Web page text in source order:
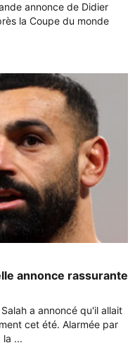
annonce de Didier
la Coupe du monde
annonce rassurante
a annoncé qu'il allait
cet été. Alarmée par
la ...